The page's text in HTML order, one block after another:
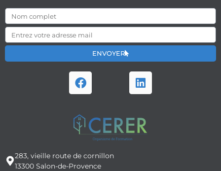
ENVOYER
283, vieille route de cornillon
13300 Salon-de-Provence